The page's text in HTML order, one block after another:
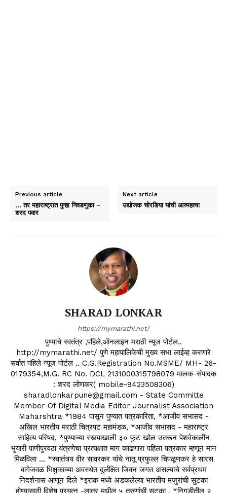
Previous article
… तर महाराष्ट्रात पुन्हा निवडणुका –
शरद पवार
Next article
उद्योजक चोरडिया यांची आत्महत्या
SHARAD LONKAR
https://mymarathi.net/
पुण्याचे स्वतंत्र ,पहिले,ऑनलाइन मराठी न्यूज पोर्टल..
http://mymarathi.net/ पुणे महापालिकेची मुख्य सभा लाईव्ह करणारे
सर्वात पहिले न्यूज पोर्टल .. C.G.Registration No.MSME/ MH- 26-
0179354,M.G. RC No. DCL 2131000315798079 मालक-संपादक
: शरद लोणकर( mobile-9423508306)
sharadlonkarpune@gmail.com - State Committe
Member Of Digital Media Editor Journalist Association
Maharshtra *1984 पासून पुण्यात पत्रकारिता, *आजीव सभासद -
अखिल भारतीय मराठी चित्रपट महामंडळ, *आजीव सभासद - महाराष्ट्र
साहित्य परिषद, *पुण्याच्या रस्त्याखाली ३० फुट खोल उतरून पेशवेकालीन
भुयारी पाणीपुरवठा यंत्रणेचा प्रत्यक्षात माग काढणारा पहिला पत्रकार म्हणून मान
मिळविला ... *स्वातंत्र्य वीर सावरकर यांचे नातू प्रफुल्ल चिपळूणकर हे सारस
बागेजवळ भिक्षुकाच्या अवस्थेत दुर्लक्षित जिवन जगत असल्याचे सर्वप्रथम
निदर्शनास आणून दिले *इराक मध्ये अडकलेल्या भारतीय मजुरांची सुटका
होण्यासाठी विशेष प्रयत्न -लातूर मधील ५ तरुणांची सुटका . *निगडीतील २